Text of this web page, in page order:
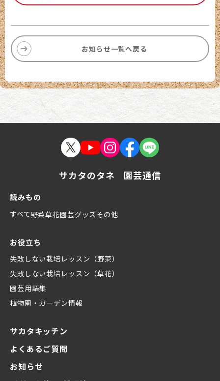
お知らせ一覧へ戻る
サカタのタネ 園芸通信
読みもの
すべて野菜草花園芸グッズその他
お役立ち
失敗しない栽培レッスン（野菜）
失敗しない栽培レッスン（草花）
園芸用語集
植物園・ガーデン情報
サカタキッチン
よくあるご質問
お知らせ